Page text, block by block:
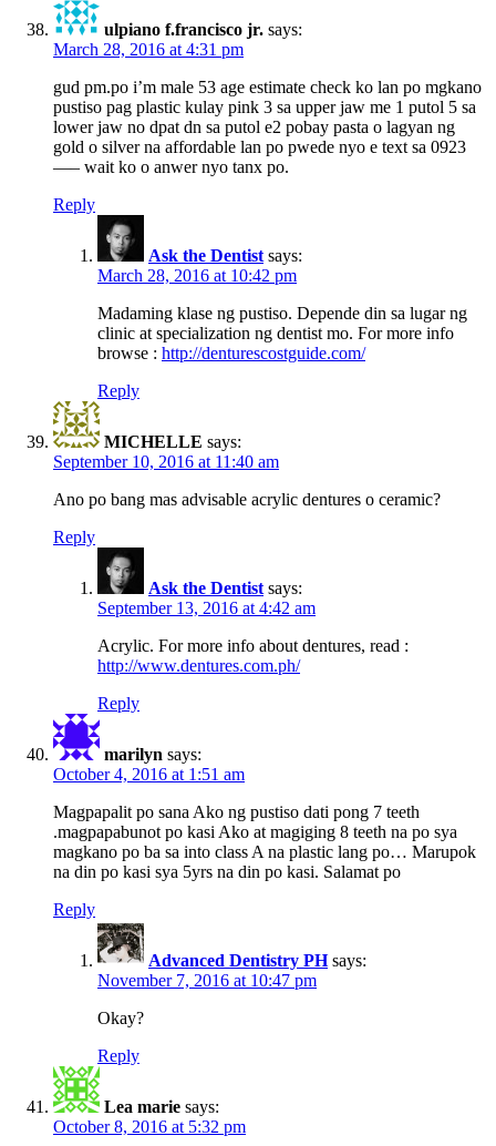
ulpiano f.francisco jr. says:
March 28, 2016 at 4:31 pm
gud pm.po i’m male 53 age estimate check ko lan po mgkano
pustiso pag plastic kulay pink 3 sa upper jaw me 1 putol 5 sa
lower jaw no dpat dn sa putol e2 pobay pasta o lagyan ng
gold o silver na affordable lan po pwede nyo e text sa 0923
—– wait ko o anwer nyo tanx po.
Reply
Ask the Dentist says:
March 28, 2016 at 10:42 pm
Madaming klase ng pustiso. Depende din sa lugar ng
clinic at specialization ng dentist mo. For more info
browse : http://denturescostguide.com/
Reply
MICHELLE says:
September 10, 2016 at 11:40 am
Ano po bang mas advisable acrylic dentures o ceramic?
Reply
Ask the Dentist says:
September 13, 2016 at 4:42 am
Acrylic. For more info about dentures, read :
http://www.dentures.com.ph/
Reply
marilyn says:
October 4, 2016 at 1:51 am
Magpapalit po sana Ako ng pustiso dati pong 7 teeth
.magpapabunot po kasi Ako at magiging 8 teeth na po sya
magkano po ba sa into class A na plastic lang po… Marupok
na din po kasi sya 5yrs na din po kasi. Salamat po
Reply
Advanced Dentistry PH says:
November 7, 2016 at 10:47 pm
Okay?
Reply
Lea marie says:
October 8, 2016 at 5:32 pm